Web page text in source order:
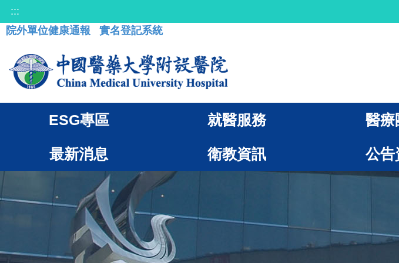
:::
院外單位健康通報
實名登記系統
ESG專區 就醫服務 醫療
最新消息 衛教資訊 公告